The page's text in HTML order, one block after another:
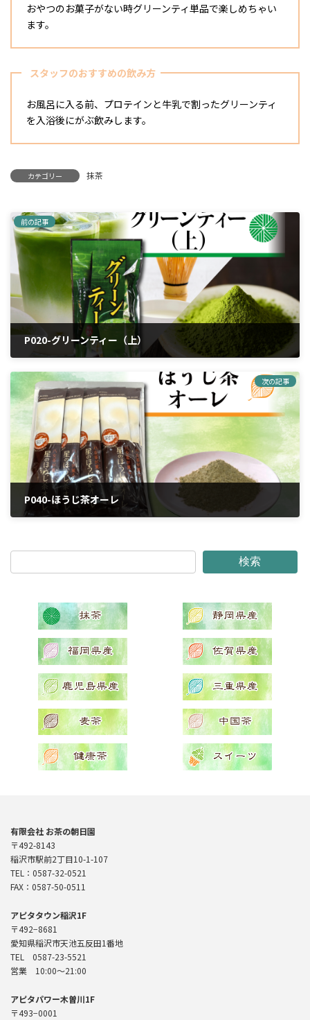
おやつのお菓子がない時グリーンティ単品で楽しめちゃい
ます。
スタッフのおすすめの飲み方
お風呂に入る前、プロテインと牛乳で割ったグリーンティ
を入浴後にがぶ飲みします。
カテゴリー 抹茶
前の記事
P020-グリーンティー（上）
次の記事
P040-ほうじ茶オーレ
検索
有限会社 お茶の朝日園
〒492-8143
稲沢市駅前2丁目10-1-107
TEL：0587-32-0521
FAX：0587-50-0511
アピタタウン稲沢1F
〒492−8681
愛知県稲沢市天池五反田1番地
TEL 0587-23-5521
営業 10:00〜21:00
アピタパワー木曽川1F
〒493−0001